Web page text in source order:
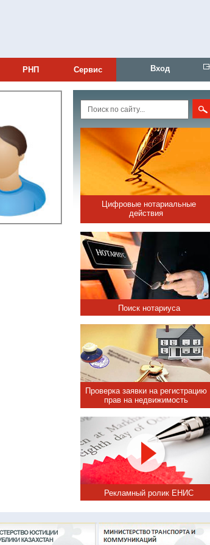
РНП Сервис Вход
Цифровые нотариальные
действия
Поиск нотариуса
Проверка заявки на регистрацию
прав на недвижимость
Рекламный ролик ЕНИС